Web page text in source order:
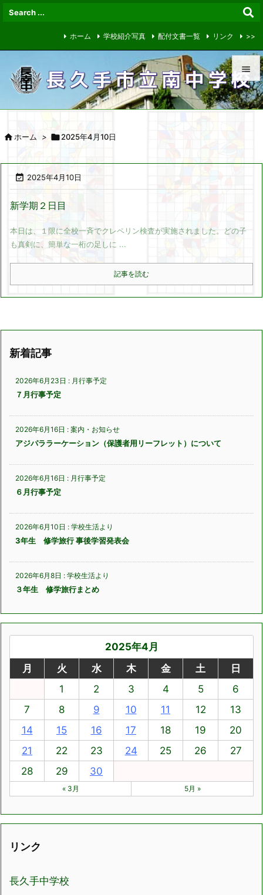


メニュ

検索
ホーム 学校紹介写真 配付文書一覧 リンク >>
ホーム > 2025年4月10日
 2025年4月10日
新学期２日目
本日は、１限に全校一斉でクレペリン検査が実施されました。どの子
も真剣に、簡単な一桁の足しに ...
記事を読む
新着記事
2026年6月23日 : 月行事予定
７月行事予定
2026年6月16日 : 案内・お知らせ
アジパララーケーション（保護者用リーフレット）について
2026年6月16日 : 月行事予定
６月行事予定
2026年6月10日 : 学校生活より
3年生 修学旅行 事後学習発表会
2026年6月8日 : 学校生活より
３年生 修学旅行まとめ
2025年4月
月
火 水 木 金 土
日
1
2 3 4 5
6
7
8 9 10 11 12
13
14
15 16 17 18 19
20
21
22 23 24 25 26
27
28
29 30
« 3月 5月 »
リンク
長久手中学校